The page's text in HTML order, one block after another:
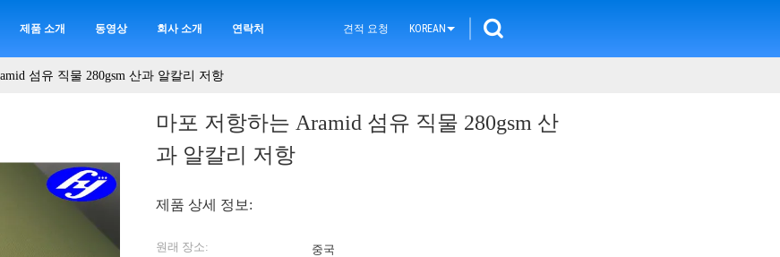
제품 소개 동영상 회사 소개 연락처 견적 요청 KOREAN
섬유 직물 280gsm 산과 알칼리 저항
마포 저항하는 Aramid 섬유 직물 280gsm 산
과 알칼리 저항
제품 상세 정보:
원래 장소: 중국